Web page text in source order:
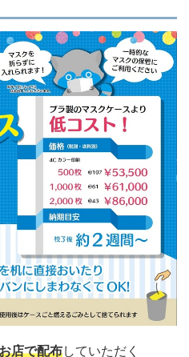
店で配布していただく